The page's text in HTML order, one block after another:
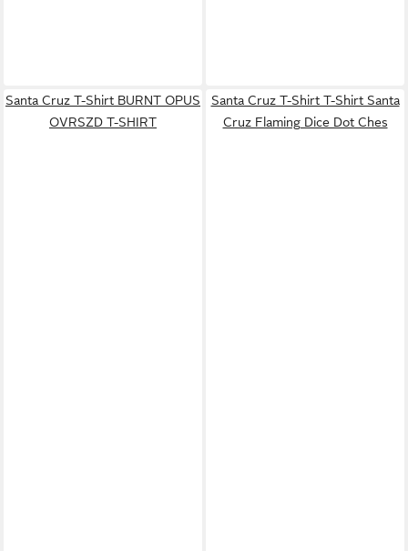
Santa Cruz T-Shirt BURNT OPUS
OVRSZD T-SHIRT
Santa Cruz T-Shirt T-Shirt Santa
Cruz Flaming Dice Dot Ches